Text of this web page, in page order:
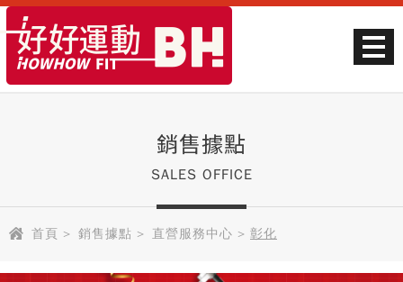
銷售據點
SALES OFFICE
首頁 > 銷售據點 > 直營服務中心 > 彰化